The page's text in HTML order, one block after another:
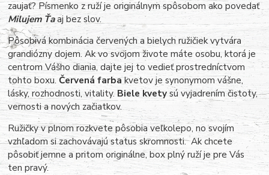
zaujať? Písmenko z ruží je originálnym spôsobom ako povedať
Milujem Ťaaj bez slov.
Pôsobivá kombinácia červených a bielych ružičiek vytvára
grandiózny dojem. Ak vo svojom živote máte osobu, ktorá je
centrom Vášho diania, dajte jej to vedieť prostredníctvom
tohto boxu.Červená farbakvetov je synonymom vášne,
lásky, rozhodnosti, vitality. Biele kvetysú vyjadrením čistoty,
vernosti a nových začiatkov.
Ružičky v plnom rozkvete pôsobia veľkolepo, no svojím
vzhľadom si zachovávajú status skromnosti. Ak chcete
pôsobiť jemne a pritom originálne, box plný ruží je pre Vás
ten pravý.